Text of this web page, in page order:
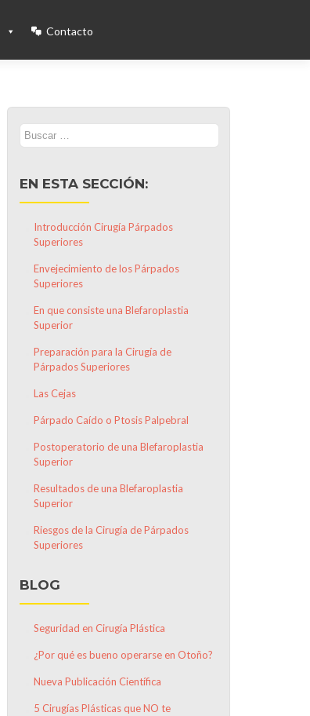
Contacto
Buscar:
EN ESTA SECCIÓN:
Introducción Cirugía Párpados
Superiores
Envejecimiento de los Párpados
Superiores
En que consiste una Blefaroplastia
Superior
Preparación para la Cirugía de
Párpados Superiores
Las Cejas
Párpado Caído o Ptosis Palpebral
Postoperatorio de una Blefaroplastia
Superior
Resultados de una Blefaroplastia
Superior
Riesgos de la Cirugía de Párpados
Superiores
BLOG
Seguridad en Cirugía Plástica
¿Por qué es bueno operarse en Otoño?
Nueva Publicación Científica
5 Cirugías Plásticas que NO te